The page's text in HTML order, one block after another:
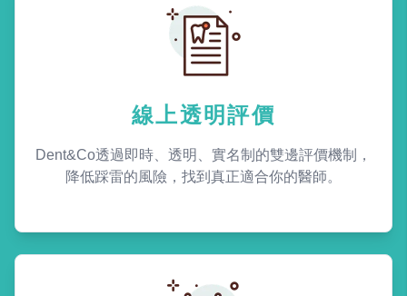
線上透明評價
Dent&Co透過即時、透明、實名制的雙邊評價機制，
降低踩雷的風險，找到真正適合你的醫師。